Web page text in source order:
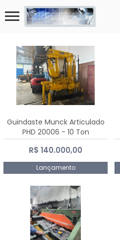
Guindaste Munck Articulado
PHD 20006 - 10 Ton
R$ 140.000,00
Lançamento